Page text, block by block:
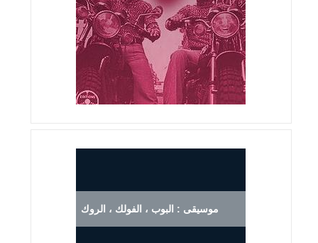
موسيقى : البوب ، الفولك ، الروك